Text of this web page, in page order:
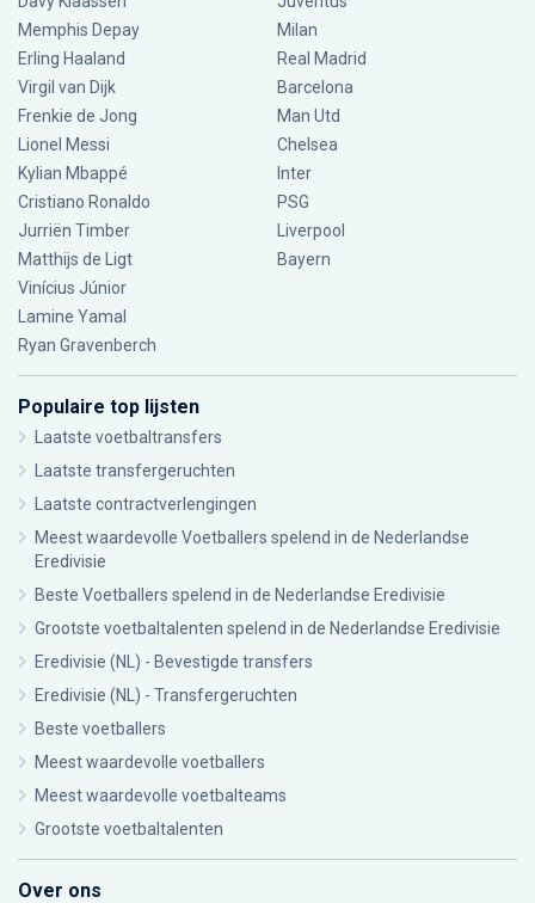
Memphis Depay
Erling Haaland
Virgil van Dijk
Frenkie de Jong
Lionel Messi
Kylian Mbappé
Cristiano Ronaldo
Jurriën Timber
Matthijs de Ligt
Vinícius Júnior
Lamine Yamal
Ryan Gravenberch
Milan
Real Madrid
Barcelona
Man Utd
Chelsea
Inter
PSG
Liverpool
Bayern
Populaire top lijsten
Laatste voetbaltransfers
Laatste transfergeruchten
Laatste contractverlengingen
Meest waardevolle Voetballers spelend in de Nederlandse
Eredivisie
Beste Voetballers spelend in de Nederlandse Eredivisie
Grootste voetbaltalenten spelend in de Nederlandse Eredivisie
Eredivisie (NL) - Bevestigde transfers
Eredivisie (NL) - Transfergeruchten
Beste voetballers
Meest waardevolle voetballers
Meest waardevolle voetbalteams
Grootste voetbaltalenten
Over ons